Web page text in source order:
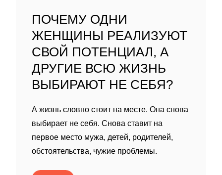
ПОЧЕМУ ОДНИ
ЖЕНЩИНЫ РЕАЛИЗУЮТ
СВОЙ ПОТЕНЦИАЛ, А
ДРУГИЕ ВСЮ ЖИЗНЬ
ВЫБИРАЮТ НЕ СЕБЯ?
А жизнь словно стоит на месте. Она снова
выбирает не себя. Снова ставит на
первое место мужа, детей, родителей,
обстоятельства, чужие проблемы.